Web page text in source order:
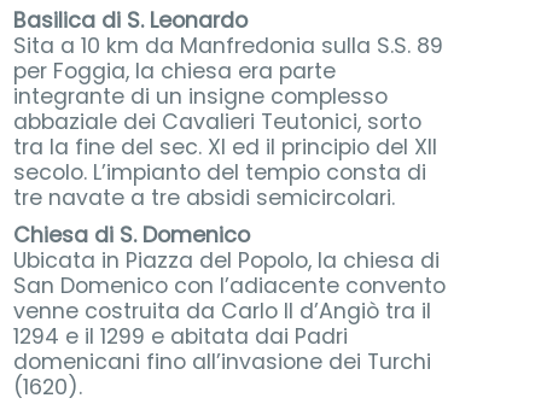
Basilica di S. Leonardo
Sita a 10 km da Manfredonia sulla S.S. 89
per Foggia, la chiesa era parte
integrante di un insigne complesso
abbaziale dei Cavalieri Teutonici, sorto
tra la fine del sec. XI ed il principio del XII
secolo. L’impianto del tempio consta di
tre navate a tre absidi semicircolari.
Chiesa di S. Domenico
Ubicata in Piazza del Popolo, la chiesa di
San Domenico con l’adiacente convento
venne costruita da Carlo II d’Angiò tra il
1294 e il 1299 e abitata dai Padri
domenicani fino all’invasione dei Turchi
(1620).